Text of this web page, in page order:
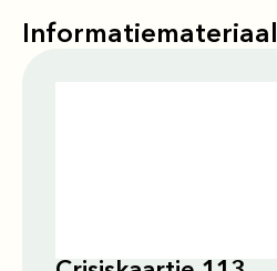
Informatiemateriaal